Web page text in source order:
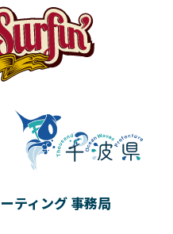
ティング 事務局